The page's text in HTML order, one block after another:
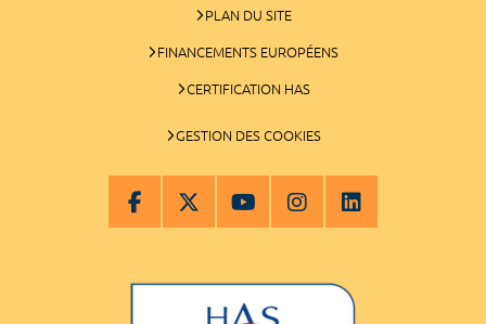
PLAN DU SITE
FINANCEMENTS EUROPÉENS
CERTIFICATION HAS
GESTION DES COOKIES